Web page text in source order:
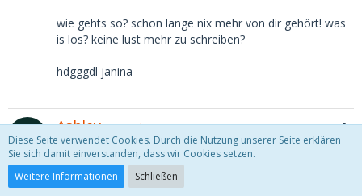
wie gehts so? schon lange nix mehr von dir gehört! was
is los? keine lust mehr zu schreiben?
hdgggdl janina
Ashley 1. April 2007
*~°°+~°°Hab dich Lieb*~°°+~°°
Diese Seite verwendet Cookies. Durch die Nutzung unserer Seite erklären
Sie sich damit einverstanden, dass wir Cookies setzen.
Weitere Informationen
Schließen